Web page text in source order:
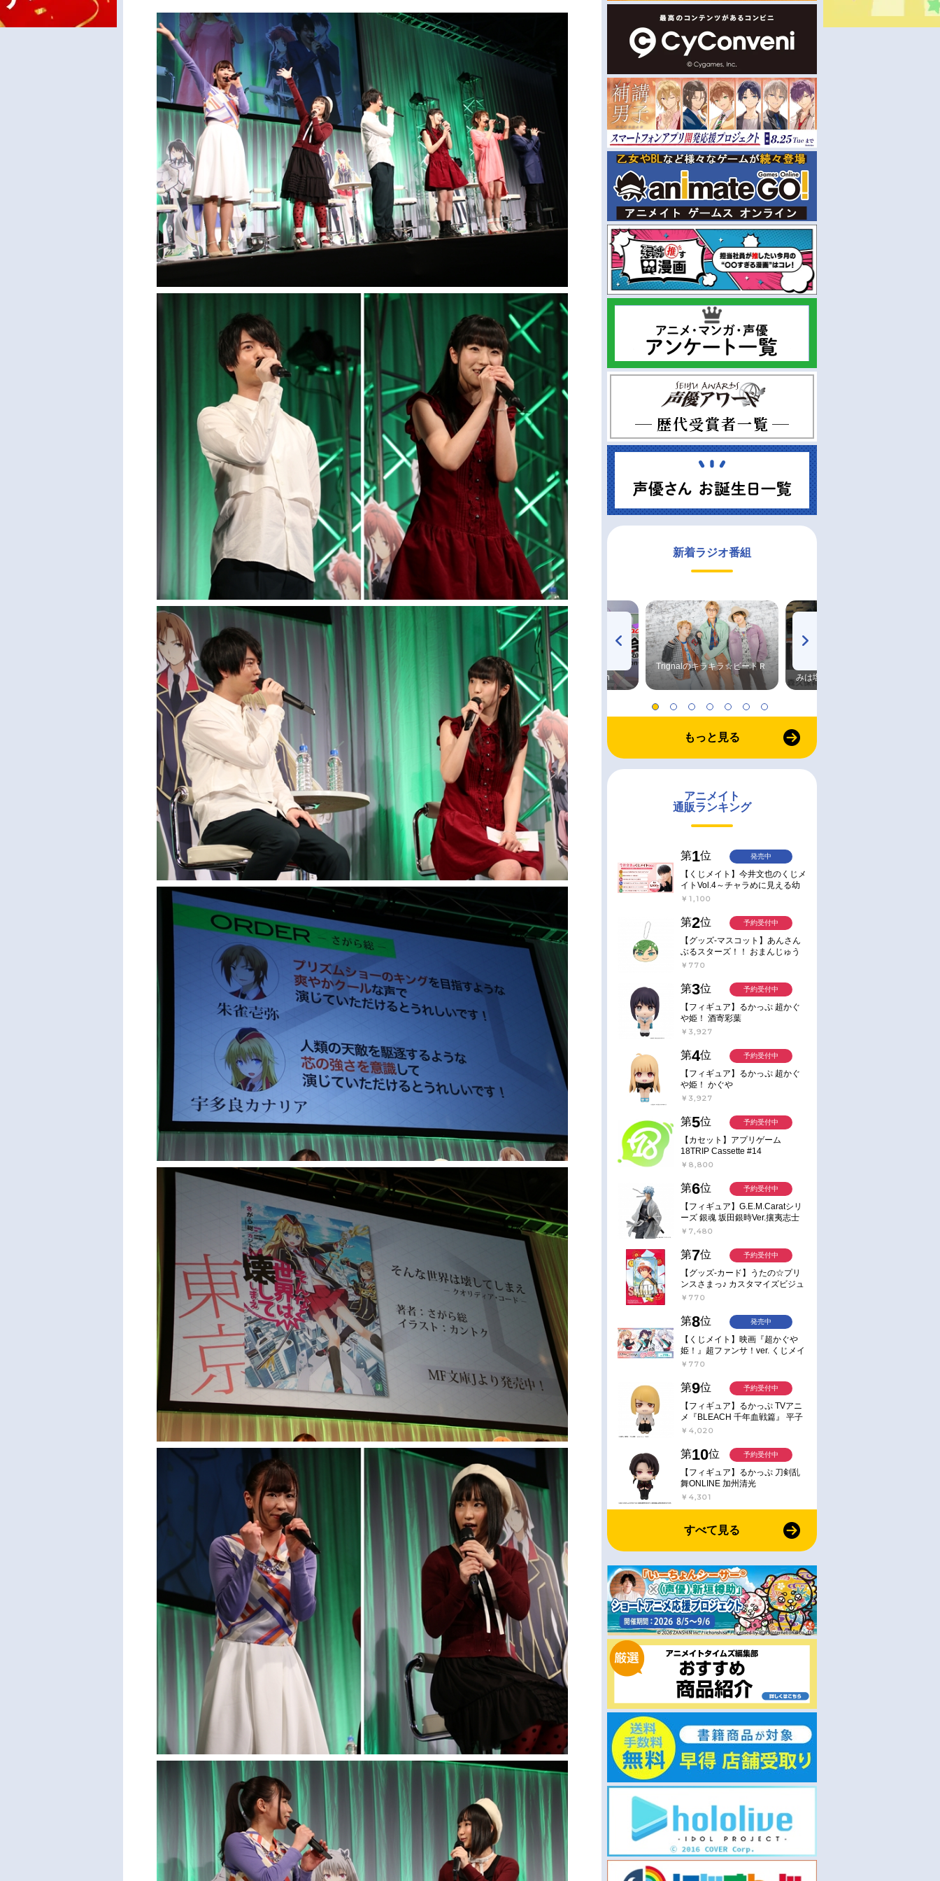
新着ラジオ番組
高橋美紀のおんぷの気持ち
♪ in アニメイトタイムズ
TVアニメ『戦隊大失格』
radio 大直会 2nd season
Trignalのキラキラ☆ビートＲ
みは塩だけ
もっと見る
アニメイト
通販ランキング
第1位
【くじメイト】今井文也のくじメ
イトVol.4～チャラめに見える幼
馴染、実は一途で独占欲が強いん
￥1,100
発売中
第2位
【グッズ-マスコット】あんさん
ぶるスターズ！！ おまんじゅう
にぎにぎマスコット ねくすと2
￥770
予約受付中
第3位
【フィギュア】るかっぷ 超かぐ
や姫！ 酒寄彩葉
￥3,927
予約受付中
第4位
【フィギュア】るかっぷ 超かぐ
や姫！ かぐや
￥3,927
予約受付中
第5位
【カセット】アプリゲーム
18TRIP Cassette #14
￥8,800
予約受付中
第6位
【フィギュア】G.E.M.Caratシリ
ーズ 銀魂 坂田銀時Ver.攘夷志士
完成品フィギュア
￥7,480
予約受付中
第7位
【グッズ-カード】うたの☆プリ
ンスさまっ♪ カスタマイズビジュ
アルカードコレクション Best
￥770
予約受付中
第8位
【くじメイト】映画『超かぐや
姫！』超ファンサ！ver. くじメイ
ト
￥770
発売中
第9位
【フィギュア】るかっぷ TVアニ
メ『BLEACH 千年血戦篇』 平子
真子
￥4,020
予約受付中
第10位
【フィギュア】るかっぷ 刀剣乱
舞ONLINE 加州清光
￥4,301
予約受付中
すべて見る